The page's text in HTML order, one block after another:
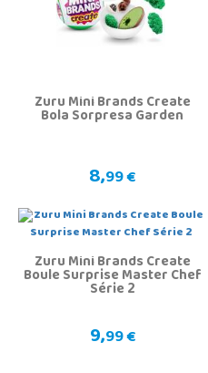
Zuru Mini Brands Create
Bola Sorpresa Garden
8,99 €
Zuru Mini Brands Create
Boule Surprise Master Chef
Série 2
9,99 €